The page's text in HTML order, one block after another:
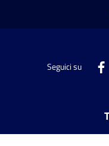
Seguici su